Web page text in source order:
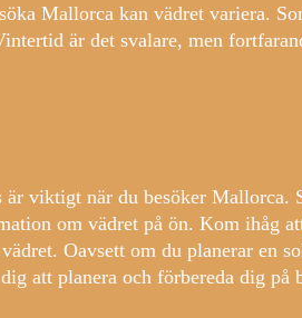
Mallorca kan vädret variera.
är det svalare, men
viktigt när du besöker Mallorca.
om vädret på ön. Kom ihåg
Oavsett om du planerar en
att planera och förbereda dig på